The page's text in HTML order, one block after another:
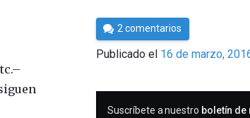
Por
César
Tomé
2 comentarios
Publicado el 16 de marzo,
SUSCRIBIRME
Suscríbete a nuestro boletín